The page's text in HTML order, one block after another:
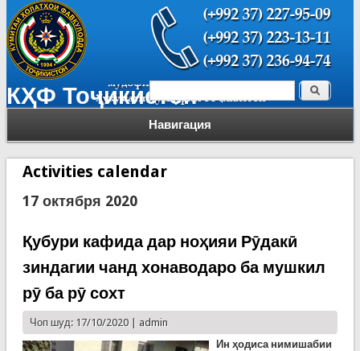
КҲФ Тоҷикистон
Навигация
Форма поиска Поиск
Activities calendar
17 октября 2020
Қубури кафида дар ноҳияи Рӯдакӣ
зиндагии чанд хонаводаро ба мушкил
рӯ ба рӯ сохт
Чоп шуд: 17/10/2020 | admin
Ин ҳодиса нимишабии